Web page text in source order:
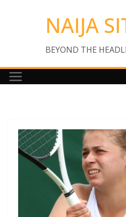
NAIJA
BEYOND THE